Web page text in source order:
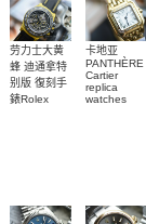
劳力士大黄
蜂 迪通拿特
别版 復刻手
錶Rolex
卡地亚
PANTHÈRE
Cartier
replica
watches